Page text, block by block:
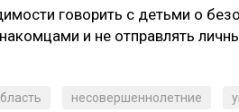
говорить с детьми о
и не отправлять
несовершеннолетние